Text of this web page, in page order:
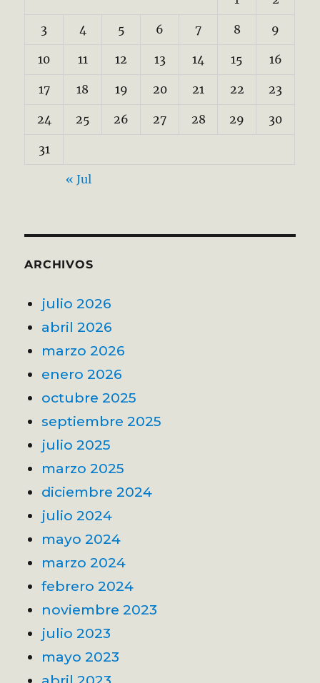
3 4 5 6 7 8 9
10 11 12 13 14 15 16
17 18 19 20 21 22 23
24 25 26 27 28 29 30
31
« Jul
ARCHIVOS
julio 2026
abril 2026
marzo 2026
enero 2026
octubre 2025
septiembre 2025
julio 2025
marzo 2025
diciembre 2024
julio 2024
mayo 2024
marzo 2024
febrero 2024
noviembre 2023
julio 2023
mayo 2023